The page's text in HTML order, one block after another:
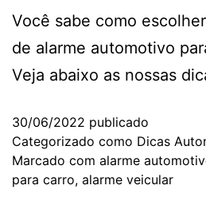
Você sabe como
de alarme automotivo
Veja abaixo as nossas
30/06/2022 publicado
Categorizado como Dicas
Marcado com alarme
para carro, alarme veicular